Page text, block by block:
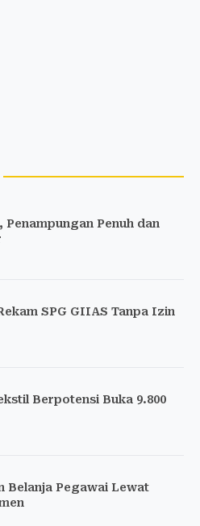
Penuh dan
SPG GIIAS Tanpa Izin
Berpotensi Buka 9.800
Belanja Pegawai Lewat